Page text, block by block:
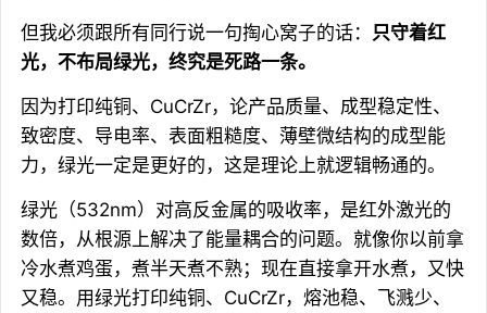
但我必须跟所有同行说一句掏心窝子的话： 只守着红
光，不布局绿光，终究是死路一条。
因为打印纯铜、CuCrZr，论产品质量、成型稳定性、
致密度、导电率、表面粗糙度、薄壁微结构的成型能
力，绿光一定是更好的，这是理论上就逻辑畅通的。
绿光（532nm）对高反金属的吸收率，是红外激光的
数倍，从根源上解决了能量耦合的问题。就像你以前拿
冷水煮鸡蛋，煮半天煮不熟；现在直接拿开水煮，又快
又稳。用绿光打印纯铜、CuCrZr，熔池稳、飞溅少、